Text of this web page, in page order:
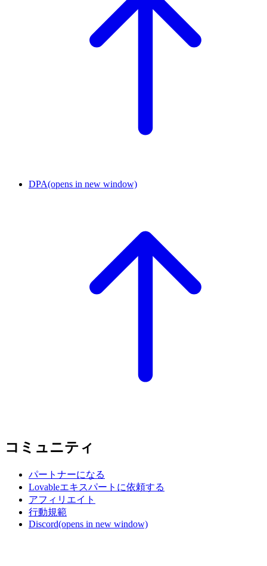
DPA(opens in new window)
コミュニティ
パートナーになる
Lovableエキスパートに依頼する
アフィリエイト
行動規範
Discord(opens in new window)